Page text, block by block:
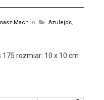
Mach in Azulejos
rozmiar: 10 x 10 cm